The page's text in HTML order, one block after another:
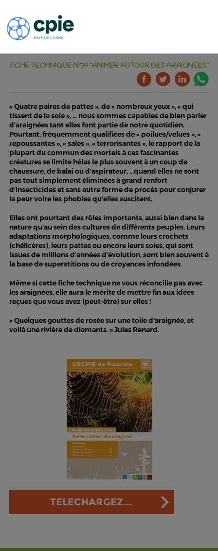
FICHE TECHNIQUE N°34 "ANIMER AUTOUR DES ARAIGNÉES"
« Quatre paires de pattes », de « nombreux yeux », « qui
tissent de la soie », … nous sommes capables de bien parler
d’araignées tant elles font partie de notre quotidien.
Pourtant, fréquemment qualifiées de « poilues/velues », «
repoussantes », « sales », « terrorisantes », le rapport de la
plupart du commun des mortels à ces fascinantes
créatures se limite hélas le plus souvent à un coup de
chaussure, de balai ou d’aspirateur, …quand elles ne sont
pas tout simplement éliminées à grand renfort
d’insecticides et sans autre forme de procès pour conjurer
la peur voire les phobies qu’elles suscitent.
Elles ont pourtant des rôles importants, aussi bien dans la
nature qu’au sein des cultures de différents peuples. Leurs
adaptations morphologiques, comme leurs crochets
(chélicères), leurs pattes ou encore leurs soies, qui sont
issues de millions d’années d’évolution, sont bien souvent à
la base de superstitions ou de croyances infondées.
Même si cette fiche technique ne vous réconcilie pas avec
les araignées, elle aura le mérite de mettre fin aux idées
reçues que vous avez (peut-être) sur elles !
« Quelques gouttes de rosée sur une toile d'araignée, et
voilà une rivière de diamants. » Jules Renard.
TELECHARGEZ...